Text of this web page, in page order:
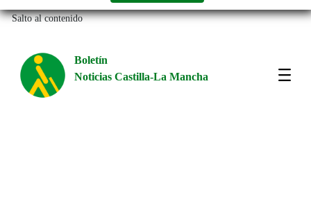
Salto al contenido
Boletín
Noticias Castilla-La Mancha